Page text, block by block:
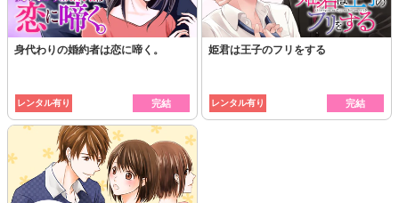
身代わりの婚約者は恋に啼く。
レンタル有り 完結
姫君は王子のフリをする
レンタル有り 完結